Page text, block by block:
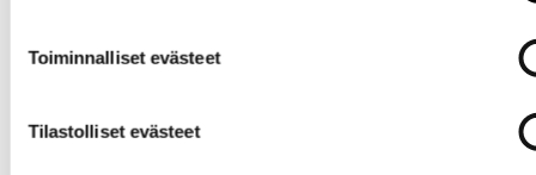
Toiminnalliset evästeet
Tilastolliset evästeet
sivut